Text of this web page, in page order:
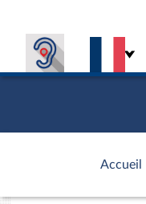
Accueil
d'accueil